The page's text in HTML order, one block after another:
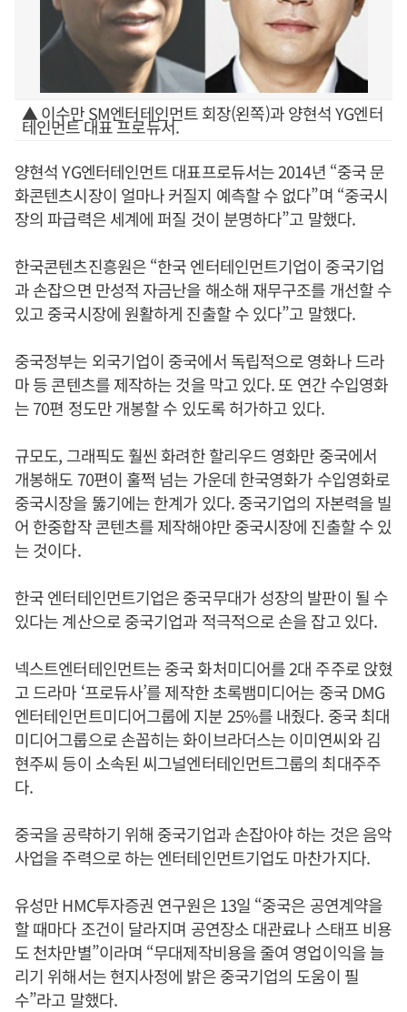
▲ 이수만 SM엔터테인먼트 회장(왼쪽)과 양현석 YG엔터
테인먼트 대표 프로듀서.
양현석 YG엔터테인먼트 대표프로듀서는 2014년 “중국 문
화콘텐츠시장이 얼마나 커질지 예측할 수 없다”며 “중국시
장의 파급력은 세계에 퍼질 것이 분명하다”고 말했다.
한국콘텐츠진흥원은 “한국 엔터테인먼트기업이 중국기업
과 손잡으면 만성적 자금난을 해소해 재무구조를 개선할 수
있고 중국시장에 원활하게 진출할 수 있다”고 말했다.
중국정부는 외국기업이 중국에서 독립적으로 영화나 드라
마 등 콘텐츠를 제작하는 것을 막고 있다. 또 연간 수입영화
는 70편 정도만 개봉할 수 있도록 허가하고 있다.
규모도, 그래픽도 훨씬 화려한 할리우드 영화만 중국에서
개봉해도 70편이 훌쩍 넘는 가운데 한국영화가 수입영화로
중국시장을 뚫기에는 한계가 있다. 중국기업의 자본력을 빌
어 한중합작 콘텐츠를 제작해야만 중국시장에 진출할 수 있
는 것이다.
한국 엔터테인먼트기업은 중국무대가 성장의 발판이 될 수
있다는 계산으로 중국기업과 적극적으로 손을 잡고 있다.
넥스트엔터테인먼트는 중국 화처미디어를 2대 주주로 앉혔
고 드라마 ‘프로듀사’를 제작한 초록뱀미디어는 중국 DMG
엔터테인먼트미디어그룹에 지분 25%를 내줬다. 중국 최대
미디어그룹으로 손꼽히는 화이브라더스는 이미연씨와 김
현주씨 등이 소속된 씨그널엔터테인먼트그룹의 최대주주
다.
중국을 공략하기 위해 중국기업과 손잡아야 하는 것은 음악
사업을 주력으로 하는 엔터테인먼트기업도 마찬가지다.
유성만 HMC투자증권 연구원은 13일 “중국은 공연계약을
할 때마다 조건이 달라지며 공연장소 대관료나 스태프 비용
도 천차만별”이라며 “무대제작비용을 줄여 영업이익을 늘
리기 위해서는 현지사정에 밝은 중국기업의 도움이 필
수”라고 말했다.